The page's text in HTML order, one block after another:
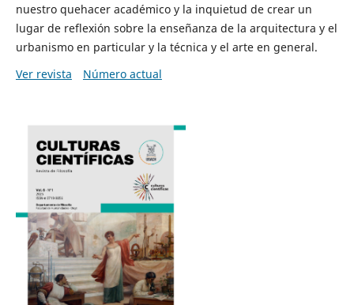
nuestro quehacer académico y la inquietud de crear un
lugar de reflexión sobre la enseñanza de la arquitectura y el
urbanismo en particular y la técnica y el arte en general.
Ver revista
Número actual